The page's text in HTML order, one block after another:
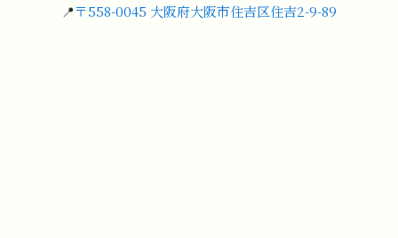
📍〒558-0045 大阪府大阪市住吉区住吉2-9-89